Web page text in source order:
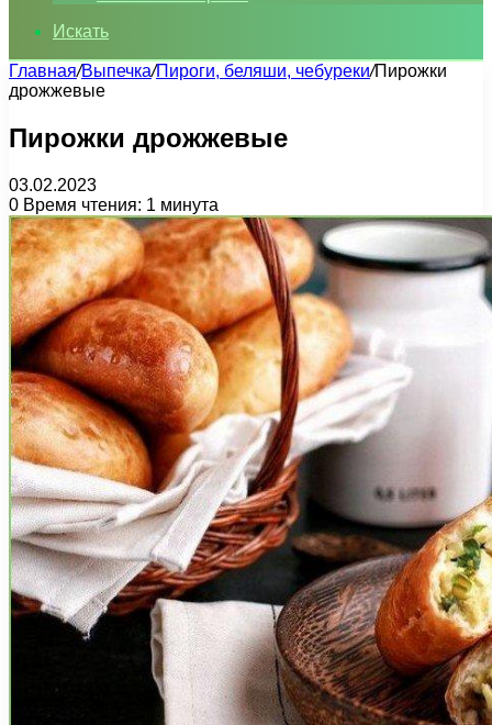
Искать
Главная/Выпечка/Пироги, беляши, чебуреки/Пирожки
дрожжевые
Пирожки дрожжевые
03.02.2023
0 Время чтения: 1 минута